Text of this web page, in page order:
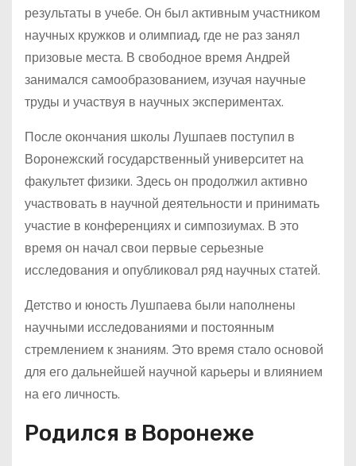
результаты в учебе. Он был активным участником
научных кружков и олимпиад, где не раз занял
призовые места. В свободное время Андрей
занимался самообразованием, изучая научные
труды и участвуя в научных экспериментах.
После окончания школы Лушпаев поступил в
Воронежский государственный университет на
факультет физики. Здесь он продолжил активно
участвовать в научной деятельности и принимать
участие в конференциях и симпозиумах. В это
время он начал свои первые серьезные
исследования и опубликовал ряд научных статей.
Детство и юность Лушпаева были наполнены
научными исследованиями и постоянным
стремлением к знаниям. Это время стало основой
для его дальнейшей научной карьеры и влиянием
на его личность.
Родился в Воронеже